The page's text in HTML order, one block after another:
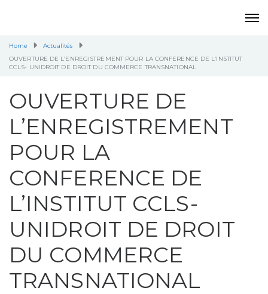
Home
Actualités
OUVERTURE DE L’ENREGISTREMENT POUR LA CONFERENCE DE L’INSTITUT
CCLS- UNIDROIT DE DROIT DU COMMERCE TRANSNATIONAL
OUVERTURE DE
L’ENREGISTREMENT
POUR LA
CONFERENCE DE
L’INSTITUT CCLS-
UNIDROIT DE DROIT
DU COMMERCE
TRANSNATIONAL